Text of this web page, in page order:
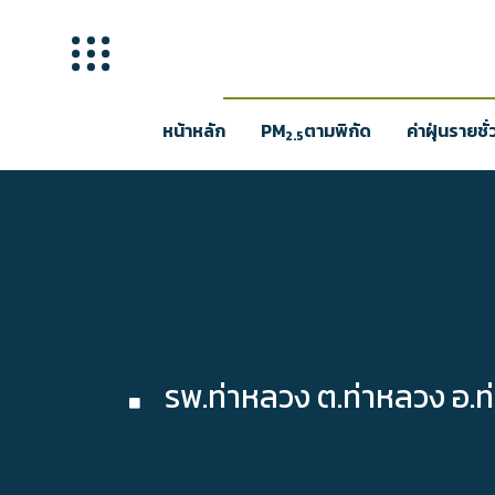
หน้าหลัก PM2.5ตามพิกัด ค่าฝุ่นรายชั่
รพ.ท่าหลวง ต.ท่าหลวง อ.